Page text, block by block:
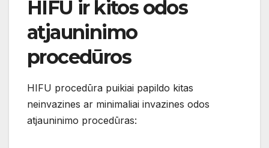
HIFU ir kitos odos
atjauninimo
procedūros
HIFU procedūra puikiai papildo kitas
neinvazines ar minimaliai invazines odos
atjauninimo procedūras: